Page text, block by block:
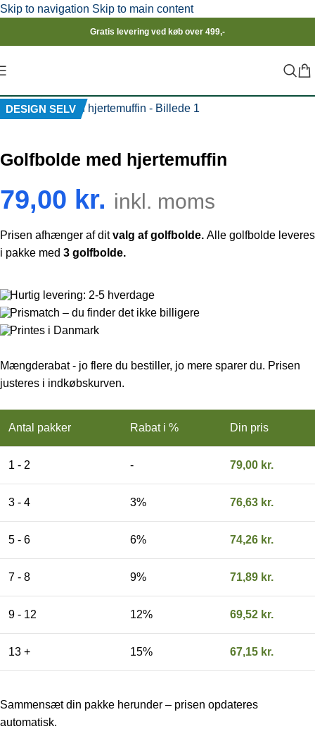
Skip to navigation Skip to main content
Gratis levering ved køb over 499,-
DESIGN SELV
Golfbolde med hjertemuffin
79,00 kr. inkl. moms
Prisen afhænger af ditvalg af golfbolde. Alle golfbolde leveres
i pakke med 3 golfbolde.
Hurtig levering: 2-5 hverdage
Prismatch – du finder det ikke billigere
Printes i Danmark
Mængderabat - jo flere du bestiller, jo mere sparer du. Prisen
justeres i indkøbskurven.
Antal pakker Rabat i % Din pris
1 - 2 - 79,00 kr.
3 - 4 3% 76,63 kr.
5 - 6 6% 74,26 kr.
7 - 8 9% 71,89 kr.
9 - 12 12% 69,52 kr.
13 + 15% 67,15 kr.
Sammensæt din pakke herunder – prisen opdateres
automatisk.